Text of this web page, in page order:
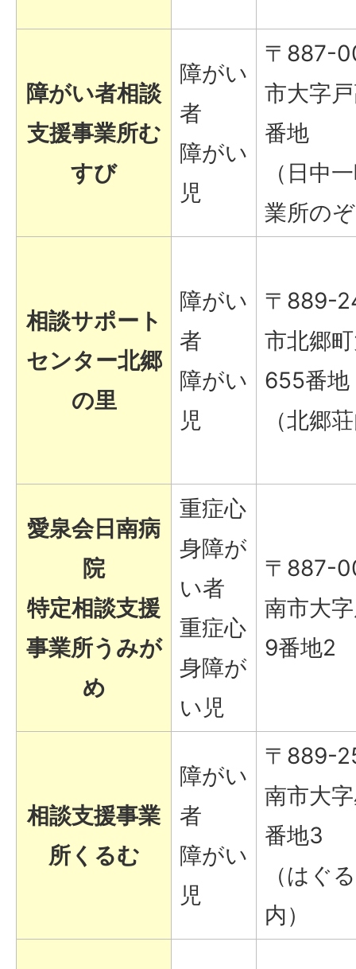
障がい者相談
支援事業所む
すび
障がい
者
障がい
児
〒887-
市大字
番地
（日中
業所の
相談サポート
センター北郷
の里
障がい
者
障がい
児
〒889-
市北郷
655番地
（北郷
愛泉会日南病
院
特定相談支援
事業所うみが
め
重症心
身障が
い者
重症心
身障が
い児
〒887-
南市大
9番地2
相談支援事業
所くるむ
障がい
者
障がい
児
〒889-
南市大
番地3
（はぐ
内）